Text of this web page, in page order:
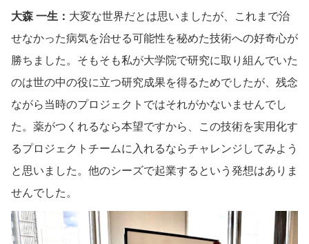
大森 一生： 大変な世界だとは思いましたが、これまで治
せなかった病気を治せる可能性を秘めた技術への好奇心が
勝ちました。そもそも私が大学院で研究に取り組んでいた
のは世の中の役に立つ研究成果を得るためでしたが、残念
ながら当時のプロジェクトではそれがかないませんでし
た。薬がつくれるなら本望ですから、この技術を実用化す
るプロジェクトチームに入れるならチャレンジしてみよう
と思いました。他のシーズで起業するという発想はありま
せんでした。